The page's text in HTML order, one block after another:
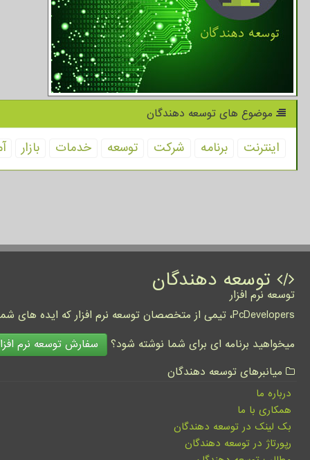
موضوع های توسعه دهندگان
اینترنت برنامه شركت توسعه خدمات بازار
توسعه دهندگان
توسعه نرم افزار
PcDevelopers، تیمی از متخصصان توسعه نرم افزار که ایده های شما را به واقعیت تبدیل نموده و کسب و کار شما را متحول می کنند.
میخواهید برنامه ای برای شما نوشته شود؟
سفارش توسعه نرم
میانبرهای توسعه دهندگان
درباره ما
همکاری با ما
بک لینک در توسعه دهندگان
رپورتاژ در توسعه دهندگان